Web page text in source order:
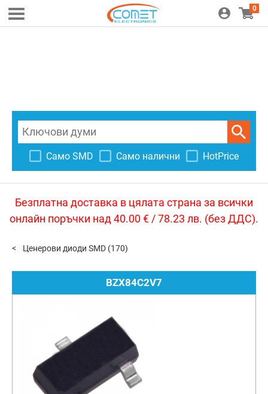
0
Само SMD Само налични HotPrice
Безплатна доставка в цялата страна за всички
онлайн поръчки над 40.00 € / 78.23 лв. (без ДДС).
Ценерови диоди SMD (170)
BZX84C2V7